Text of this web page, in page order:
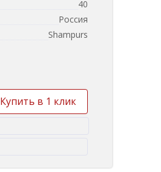
40
Россия
Shampurs
Купить в 1 клик